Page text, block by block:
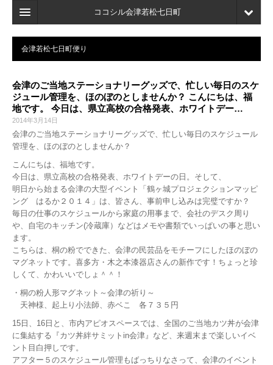
ココシル会津若松七日町
ホーム
検索
店舗・施設最新情報
口コミ
マイページ
ブックマーク
会津若松七日町便り
会津のご当地ステーショナリーグッズで、忙しい毎日のスケ
ジュール管理を、ほのぼのとしませんか？ こんにちは、福
地です。 今日は、県立高校の合格発表、ホワイトデー…
2014年3月14日
会津のご当地ステーショナリーグッズで、忙しい毎日のスケジュール
管理を、ほのぼのとしませんか？
こんにちは、福地です。
今日は、県立高校の合格発表、ホワイトデーの日。そして、
明日から始まる会津の大型イベント「鶴ヶ城プロジェクションマッピ
ング はるか２０１４」は、皆さん、事前申し込みは完璧ですか？
毎日の仕事のスケジュールから家庭の用事まで、会社のデスク周り
や、自宅のキッチン(冷蔵庫）などはメモや書類でいっぱいの事と思い
ます。
こちらは、桐の粉でできた、会津の民芸品をモチーフにしたほのぼの
マグネットです。喜多方・木之本漆器店さんの新作です！ちょっと珍
しくて、かわいいでしょ＾＾！
・桐の粉人形マグネット～会津の祈り～
天神様、起上り小法師、赤ベこ 各７３５円
15日、16日と、市内アピオスペースでは、全国のご当地カツ丼が会津
に集結する『カツ丼絆サミットin会津』など、来週末まで楽しいイベ
ント目白押しです。
アフター５のスケジュール管理もばっちりなさって、会津のイベント